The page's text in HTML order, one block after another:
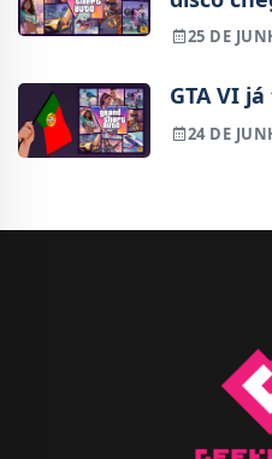
25 DE
GTA VI
24 DE